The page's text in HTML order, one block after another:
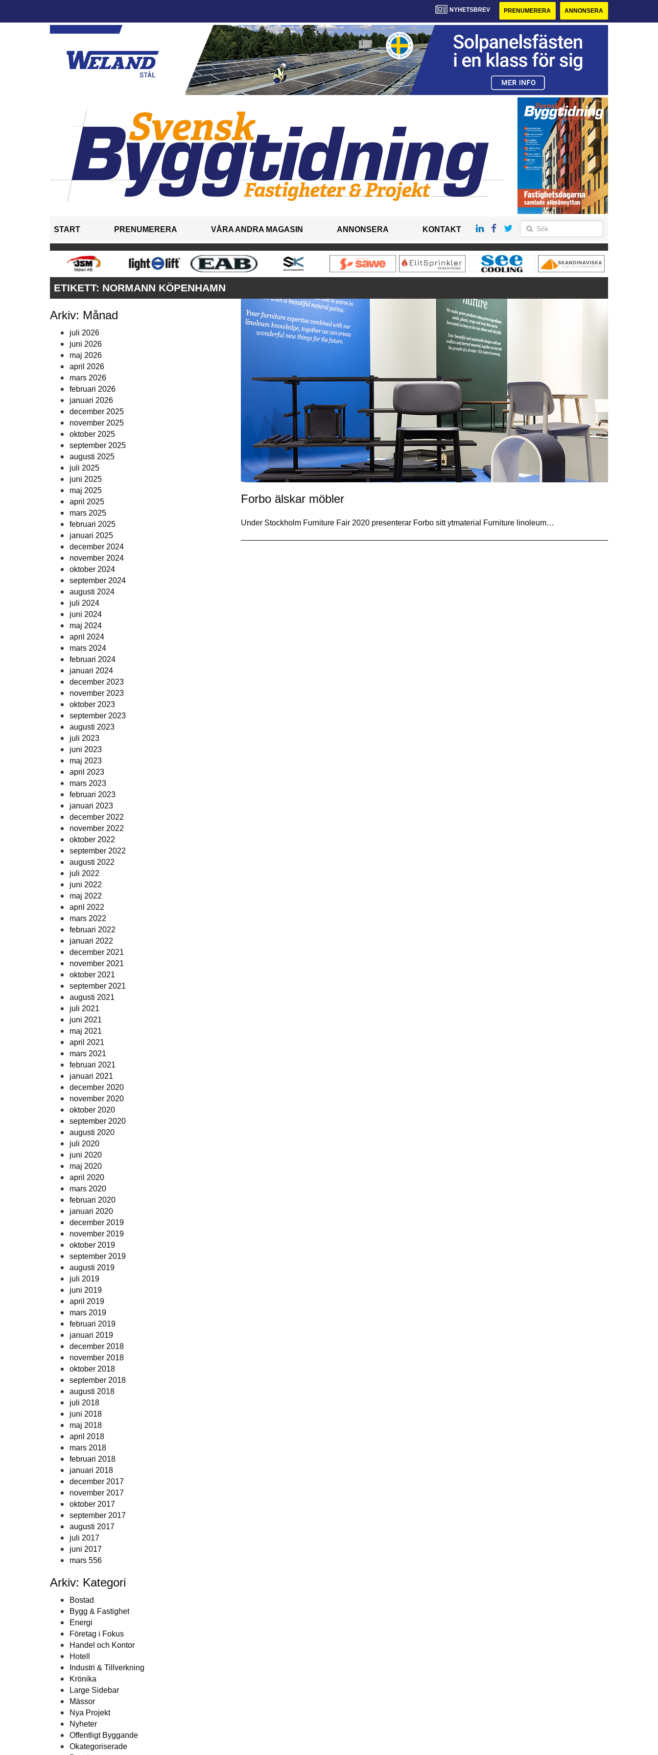
NYHETSBREV PRENUMERERA ANNONSERA
START PRENUMERERA VÅRA ANDRA MAGASIN ANNONSERA KONTAKT
ETIKETT: NORMANN KÖPENHAMN
Arkiv: Månad
juli 2026
juni 2026
maj 2026
april 2026
mars 2026
februari 2026
januari 2026
december 2025
november 2025
oktober 2025
september 2025
augusti 2025
juli 2025
juni 2025
maj 2025
april 2025
mars 2025
februari 2025
januari 2025
december 2024
november 2024
oktober 2024
september 2024
augusti 2024
juli 2024
juni 2024
maj 2024
april 2024
mars 2024
februari 2024
januari 2024
december 2023
november 2023
oktober 2023
september 2023
augusti 2023
juli 2023
juni 2023
maj 2023
april 2023
mars 2023
februari 2023
januari 2023
december 2022
november 2022
oktober 2022
september 2022
augusti 2022
juli 2022
juni 2022
maj 2022
april 2022
mars 2022
februari 2022
januari 2022
december 2021
november 2021
oktober 2021
september 2021
augusti 2021
juli 2021
juni 2021
maj 2021
april 2021
mars 2021
februari 2021
januari 2021
december 2020
november 2020
oktober 2020
september 2020
augusti 2020
juli 2020
juni 2020
maj 2020
april 2020
mars 2020
februari 2020
januari 2020
december 2019
november 2019
oktober 2019
september 2019
augusti 2019
juli 2019
juni 2019
april 2019
mars 2019
februari 2019
januari 2019
december 2018
november 2018
oktober 2018
september 2018
augusti 2018
juli 2018
juni 2018
maj 2018
april 2018
mars 2018
februari 2018
januari 2018
december 2017
november 2017
oktober 2017
september 2017
augusti 2017
juli 2017
juni 2017
mars 556
Arkiv: Kategori
Bostad
Bygg & Fastighet
Energi
Företag i Fokus
Handel och Kontor
Hotell
Industri & Tillverkning
Krönika
Large Sidebar
Mässor
Nya Projekt
Nyheter
Offentligt Byggande
Okategoriserade
Forbo älskar möbler
​Under Stockholm Furniture Fair 2020 presenterar Forbo sitt ytmaterial Furniture linoleum…